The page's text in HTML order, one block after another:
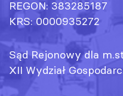
REGON: 383285187
KRS: 0000935272
Sąd Rejonowy dla
XII Wydział